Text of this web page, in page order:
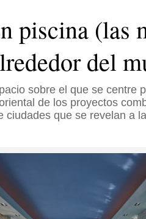
piscina (las
del
sobre el que se centre
de los proyectos
ciudades que se revelan a